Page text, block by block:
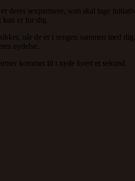
sexpartnere, som skal tage
er for dig.
når de er i sengen sammen med
nydelse.
kommer til t nyde hvert et sekund.